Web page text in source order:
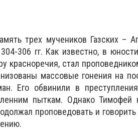
трех мучеников Газских –
306 гг. Как известно, в
красноречия, стал
массовые гонения на
Его обвинили в
пыткам. Однако
проповедовать и